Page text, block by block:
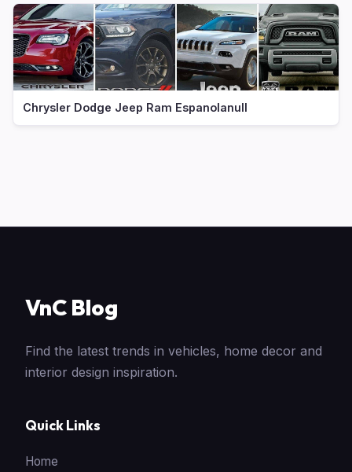
Chrysler Dodge Jeep Ram Espanolanull
VnC Blog
Find the latest trends in vehicles, home decor and
interior design inspiration.
Quick Links
Home